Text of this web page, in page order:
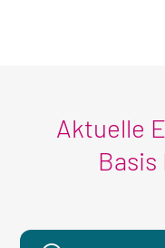
Aktuelle
Basis